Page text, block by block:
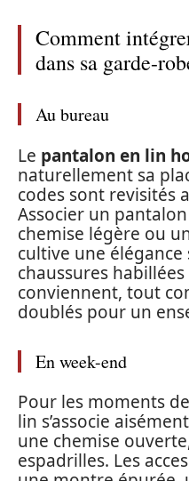
Comment
dans sa garde-
Au bureau
Le pantalon en lin
naturellement sa
codes sont revisités
Associer un
chemise légère ou
cultive une
chaussures
conviennent, tout
doublés pour un
En week-end
Pour les moments
lin s’associe
une chemise
espadrilles. Les